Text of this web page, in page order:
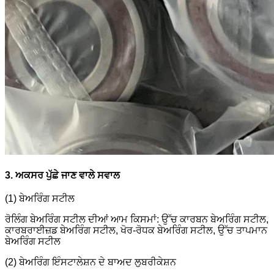
3. ਅਕਸਰ ਪੁੱਛੇ ਜਾਣ ਵਾਲੇ ਸਵਾਲ
(1) ਬੇਅਰਿੰਗ ਸਟੀਲ
ਰੋਲਿੰਗ ਬੇਅਰਿੰਗ ਸਟੀਲ ਦੀਆਂ ਆਮ ਕਿਸਮਾਂ: ਉੱਚ ਕਾਰਬਨ ਬੇਅਰਿੰਗ ਸਟੀਲ,
ਕਾਰਬਰਾਈਜ਼ਡ ਬੇਅਰਿੰਗ ਸਟੀਲ, ਖੋਰ-ਰੋਧਕ ਬੇਅਰਿੰਗ ਸਟੀਲ, ਉੱਚ ਤਾਪਮਾਨ
ਬੇਅਰਿੰਗ ਸਟੀਲ
(2) ਬੇਅਰਿੰਗ ਇੰਸਟਾਲੇਸ਼ਨ ਦੇ ਬਾਅਦ ਲੁਬਰੀਕੇਸ਼ਨ